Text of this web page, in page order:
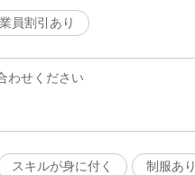
員割引あり
わせください
スキルが身に付く 制服あり